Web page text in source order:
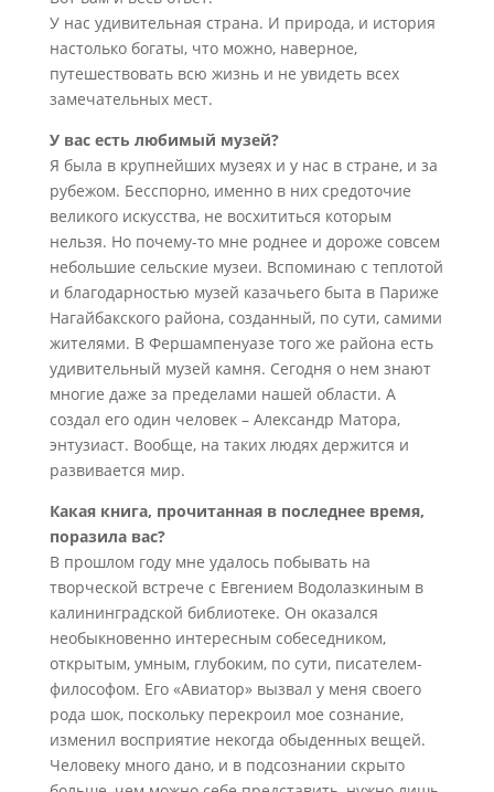
У нас удивительная страна. И природа, и история
настолько богаты, что можно, наверное,
путешествовать всю жизнь и не увидеть всех
замечательных мест.
У вас есть любимый музей?
Я была в крупнейших музеях и у нас в стране, и за
рубежом. Бесспорно, именно в них средоточие
великого искусства, не восхититься которым
нельзя. Но почему-то мне роднее и дороже совсем
небольшие сельские музеи. Вспоминаю с теплотой
и благодарностью музей казачьего быта в Париже
Нагайбакского района, созданный, по сути, самими
жителями. В Фершампенуазе того же района есть
удивительный музей камня. Сегодня о нем знают
многие даже за пределами нашей области. А
создал его один человек – Александр Матора,
энтузиаст. Вообще, на таких людях держится и
развивается мир.
Какая книга, прочитанная в последнее время,
поразила вас?
В прошлом году мне удалось побывать на
творческой встрече с Евгением Водолазкиным в
калининградской библиотеке. Он оказался
необыкновенно интересным собеседником,
открытым, умным, глубоким, по сути, писателем-
философом. Его «Авиатор» вызвал у меня своего
рода шок, поскольку перекроил мое сознание,
изменил восприятие некогда обыденных вещей.
Человеку много дано, и в подсознании скрыто